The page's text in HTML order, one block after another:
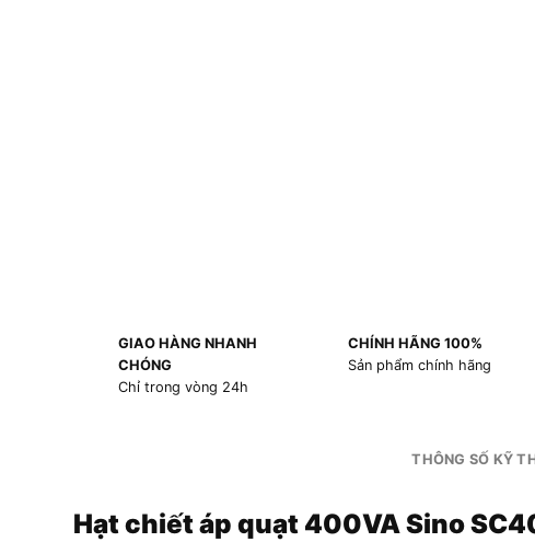
GIAO HÀNG NHANH
CHÓNG
Chỉ trong vòng 24h
CHÍNH HÃNG 100%
Sản phẩm chính hãng
THÔNG SỐ KỸ
Hạt chiết áp quạt 400VA Sino